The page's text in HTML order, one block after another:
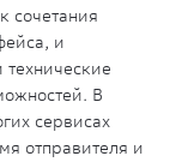
сочетания
и
В
сервисах
отправителя и